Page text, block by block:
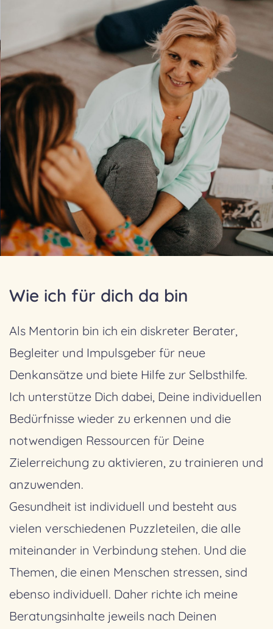
Wie ich für dich da bin
Als Mentorin bin ich ein diskreter Berater,
Begleiter und Impulsgeber für neue
Denkansätze und biete Hilfe zur Selbsthilfe.
Ich unterstütze Dich dabei, Deine individuellen
Bedürfnisse wieder zu erkennen und die
notwendigen Ressourcen für Deine
Zielerreichung zu aktivieren, zu trainieren und
anzuwenden.
Gesundheit ist individuell und besteht aus
vielen verschiedenen Puzzleteilen, die alle
miteinander in Verbindung stehen. Und die
Themen, die einen Menschen stressen, sind
ebenso individuell. Daher richte ich meine
Beratungsinhalte jeweils nach Deinen